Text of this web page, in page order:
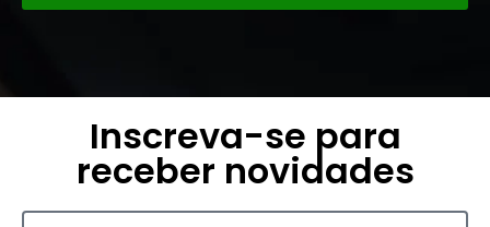
Inscreva-se para
receber novidades